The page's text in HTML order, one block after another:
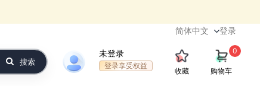
登录
搜索
未登录
登录享受权益
收藏 购物车
0